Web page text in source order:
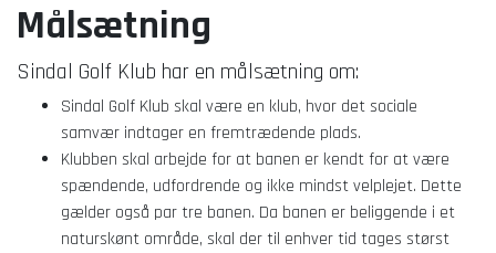
Målsætning
Sindal Golf Klub har en målsætning om:
Sindal Golf Klub skal være en klub, hvor det sociale
samvær indtager en fremtrædende plads.
Klubben skal arbejde for at banen er kendt for at være
spændende, udfordrende og ikke mindst velplejet. Dette
gælder også par tre banen. Da banen er beliggende i et
naturskønt område, skal der til enhver tid tages størst